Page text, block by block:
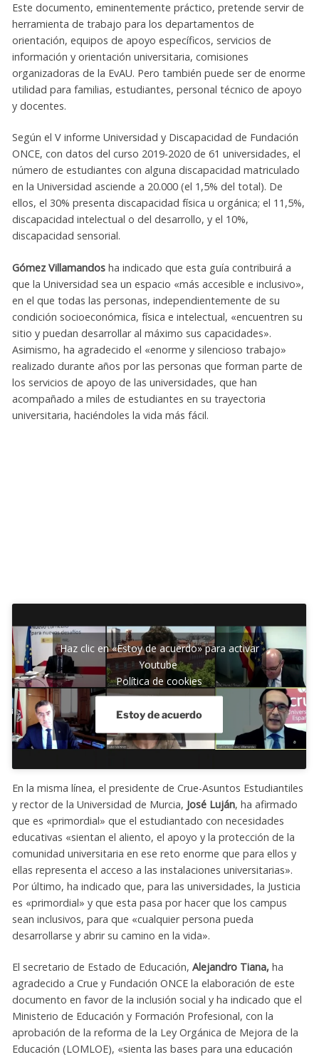
Este documento, eminentemente práctico, pretende servir de
herramienta de trabajo para los departamentos de
orientación, equipos de apoyo específicos, servicios de
información y orientación universitaria, comisiones
organizadoras de la EvAU. Pero también puede ser de enorme
utilidad para familias, estudiantes, personal técnico de apoyo
y docentes.
Según el V informe Universidad y Discapacidad de Fundación
ONCE, con datos del curso 2019-2020 de 61 universidades, el
número de estudiantes con alguna discapacidad matriculado
en la Universidad asciende a 20.000 (el 1,5% del total). De
ellos, el 30% presenta discapacidad física u orgánica; el 11,5%,
discapacidad intelectual o del desarrollo, y el 10%,
discapacidad sensorial.
Gómez Villamandos ha indicado que esta guía contribuirá a
que la Universidad sea un espacio «más accesible e inclusivo»,
en el que todas las personas, independientemente de su
condición socioeconómica, física e intelectual, «encuentren su
sitio y puedan desarrollar al máximo sus capacidades».
Asimismo, ha agradecido el «enorme y silencioso trabajo»
realizado durante años por las personas que forman parte de
los servicios de apoyo de las universidades, que han
acompañado a miles de estudiantes en su trayectoria
universitaria, haciéndoles la vida más fácil.
Haz clic en «Estoy de acuerdo» para activar
Youtube
Política de cookies
Estoy de acuerdo
En la misma línea, el presidente de Crue-Asuntos Estudiantiles
y rector de la Universidad de Murcia, José Luján, ha afirmado
que es «primordial» que el estudiantado con necesidades
educativas «sientan el aliento, el apoyo y la protección de la
comunidad universitaria en ese reto enorme que para ellos y
ellas representa el acceso a las instalaciones universitarias».
Por último, ha indicado que, para las universidades, la Justicia
es «primordial» y que esta pasa por hacer que los campus
sean inclusivos, para que «cualquier persona pueda
desarrollarse y abrir su camino en la vida».
El secretario de Estado de Educación,Alejandro Tiana,ha
agradecido a Crue y Fundación ONCE la elaboración de este
documento en favor de la inclusión social y ha indicado que el
Ministerio de Educación y Formación Profesional, con la
aprobación de la reforma de la Ley Orgánica de Mejora de la
Educación (LOMLOE), «sienta las bases para una educación